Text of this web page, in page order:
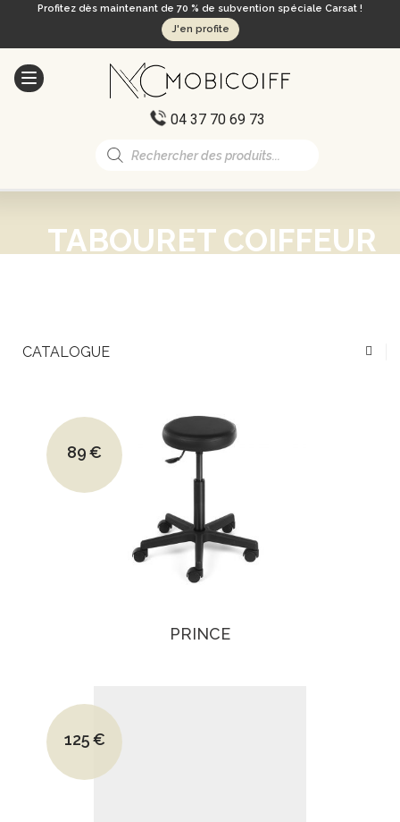
Profitez dès maintenant de 70 % de subvention spéciale Carsat !
J'en profite
04 37 70 69 73
Recherche
de
TABOURET COIFFEUR
CATALOGUE
Le prix initial était : 129€.
89€
Le prix actuel est : 89€.
PRINCE
Le prix initial était : 175€.
125€
Le prix actuel est : 125€.